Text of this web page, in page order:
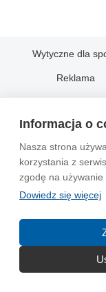
Informacja o
Nasza strona
korzystania z
zgodę na używanie
Dowiedz się więcej
Wytyczne dla
Reklama